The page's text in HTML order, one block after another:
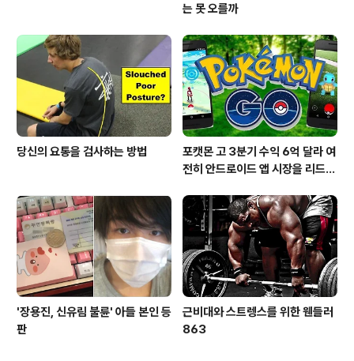
는 못 오를까
당신의 요통을 검사하는 방법
포캣몬 고 3분기 수익 6억 달라 여
전히 안드로이드 앱 시장을 리드
'장용진, 신유림 불륜' 아들 본인 등
판
근비대와 스트렝스를 위한 웬들러
863